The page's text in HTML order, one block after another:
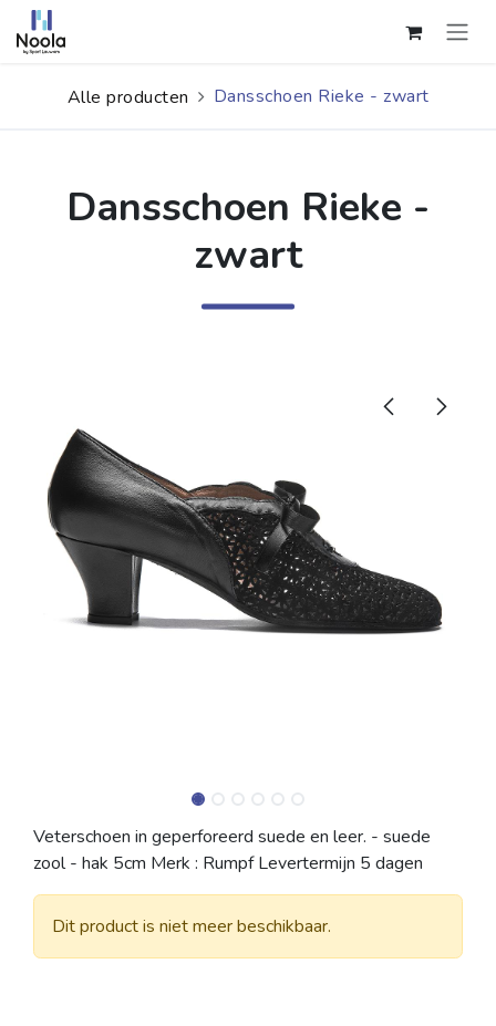
Overslaan naar inhoud
Alle producten Dansschoen Rieke - zwart
Dansschoen Rieke -
zwart
Veterschoen in geperforeerd suede en leer. - suede
zool - hak 5cm Merk : Rumpf Levertermijn 5 dagen
Dit product is niet meer beschikbaar.